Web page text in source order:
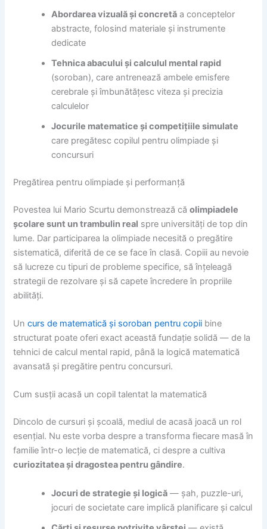
Abordarea vizuală și concretă a conceptelor
abstracte, folosind materiale și instrumente
dedicate
Tehnica abacului și calculul mental rapid
(soroban), care antrenează ambele emisfere
cerebrale și îmbunătățesc viteza și precizia
calculelor
Jocurile matematice și competițiile simulate
care pregătesc copilul pentru olimpiade și
concursuri
Pregătirea pentru olimpiade și performanță
Povestea lui Mario Scurtu demonstrează căolimpiadele
școlare sunt un trambulin real spre universități de top din
lume. Dar participarea la olimpiade necesită o pregătire
sistematică, diferită de ce se face în clasă. Copiii au nevoie
să lucreze cu tipuri de probleme specifice, să înțeleagă
strategii de rezolvare și să capete încredere în propriile
abilități.
Uncurs de matematică și soroban pentru copii bine
structurat poate oferi exact această fundație solidă — de la
tehnici de calcul mental rapid, până la logică matematică
avansată și pregătire pentru concursuri.
Cum susții acasă un copil talentat la matematică
Dincolo de cursuri și școală, mediul de acasă joacă un rol
esențial. Nu este vorba despre a transforma fiecare masă în
familie într-o lecție de matematică, ci despre a cultiva
curiozitatea și dragostea pentru gândire.
Jocuri de strategie și logică — șah, puzzle-uri,
jocuri de societate care implică planificare și calcul